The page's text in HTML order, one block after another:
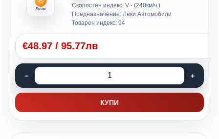
Летни
Скоростен индекс: V - (240км/ч.)
Предназначение: Леки Автомобили
Товарен индекс: 94
€48.97 / 95.77лв
КУПИ